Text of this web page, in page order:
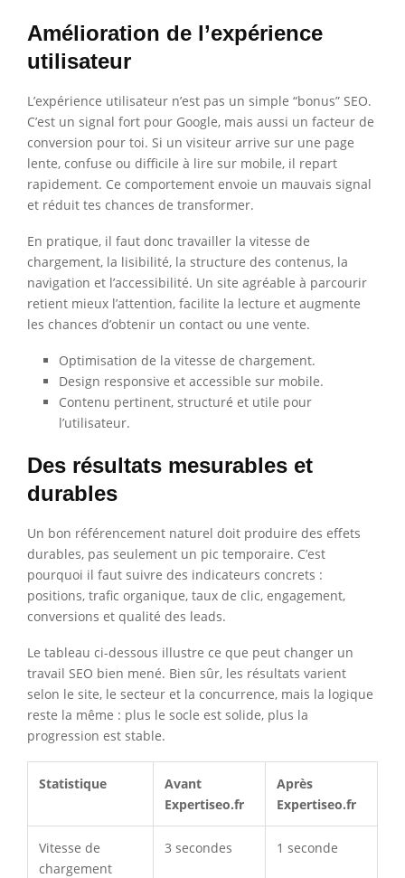
Amélioration de l’expérience
utilisateur
L’expérience utilisateur n’est pas un simple “bonus” SEO.
C’est un signal fort pour Google, mais aussi un facteur de
conversion pour toi. Si un visiteur arrive sur une page
lente, confuse ou difficile à lire sur mobile, il repart
rapidement. Ce comportement envoie un mauvais signal
et réduit tes chances de transformer.
En pratique, il faut donc travailler la vitesse de
chargement, la lisibilité, la structure des contenus, la
navigation et l’accessibilité. Un site agréable à parcourir
retient mieux l’attention, facilite la lecture et augmente
les chances d’obtenir un contact ou une vente.
Optimisation de la vitesse de chargement.
Design responsive et accessible sur mobile.
Contenu pertinent, structuré et utile pour
l’utilisateur.
Des résultats mesurables et
durables
Un bon référencement naturel doit produire des effets
durables, pas seulement un pic temporaire. C’est
pourquoi il faut suivre des indicateurs concrets :
positions, trafic organique, taux de clic, engagement,
conversions et qualité des leads.
Le tableau ci-dessous illustre ce que peut changer un
travail SEO bien mené. Bien sûr, les résultats varient
selon le site, le secteur et la concurrence, mais la logique
reste la même : plus le socle est solide, plus la
progression est stable.
Statistique
Avant
Expertiseo.fr
Après
Expertiseo.fr
Vitesse de
chargement
3 secondes 1 seconde